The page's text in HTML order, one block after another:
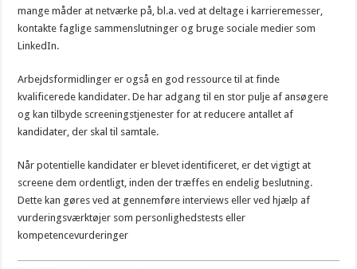
mange måder at netværke på, bl.a. ved at deltage i karrieremesser,
kontakte faglige sammenslutninger og bruge sociale medier som
LinkedIn.
Arbejdsformidlinger er også en god ressource til at finde
kvalificerede kandidater. De har adgang til en stor pulje af ansøgere
og kan tilbyde screeningstjenester for at reducere antallet af
kandidater, der skal til samtale.
Når potentielle kandidater er blevet identificeret, er det vigtigt at
screene dem ordentligt, inden der træffes en endelig beslutning.
Dette kan gøres ved at gennemføre interviews eller ved hjælp af
vurderingsværktøjer som personlighedstests eller
kompetencevurderinger